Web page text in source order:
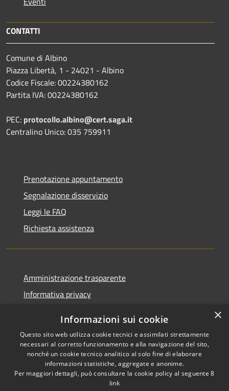
CONTATTI
Comune di Albino
Piazza Libertà, 1 - 24021 - Albino
Codice Fiscale: 00224380162
Partita IVA: 00224380162
PEC: protocollo.albino@cert.saga.it
Centralino Unico: 035 759911
Prenotazione appuntamento
Segnalazione disservizio
Leggi le FAQ
Richiesta assistenza
Amministrazione trasparente
Informativa privacy
Dichiarazione di accessibilità
RSS
Copyright © 2026 • Comune di
×
Informazioni sui cookie
Questo sito web utilizza cookie tecnici e assimilati strettamente
necessari al corretto funzionamento e alla navigazione del sito,
nonché un cookie tecnico analitico al solo fine di elaborare
informazioni statistiche, aggregate e anonime.
Per maggiori dettagli, può consultare la cookie policy al seguente8
link